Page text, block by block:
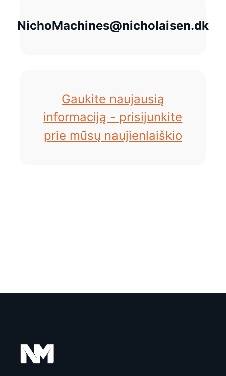
NichoMachines@nicholaisen.dk
Gaukite naujausią
informaciją - prisijunkite
prie mūsų naujienlaiškio